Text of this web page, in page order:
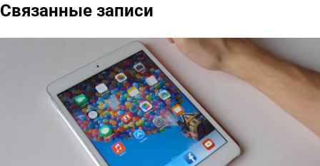
записям
Связанные записи